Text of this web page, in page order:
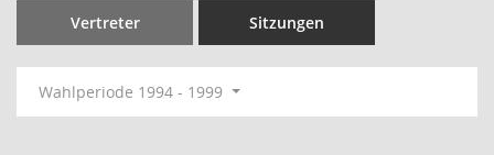
Vertreter Sitzungen
Wahlperiode 1994 - 1999